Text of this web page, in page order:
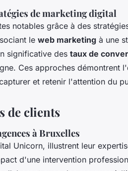
de marketing digital
notables grâce à des
le web marketing à une
significative des taux de
Ces approches démontrent
et retenir l'attention du
de clients
à Bruxelles
Unicorn, illustrent leur
d'une intervention